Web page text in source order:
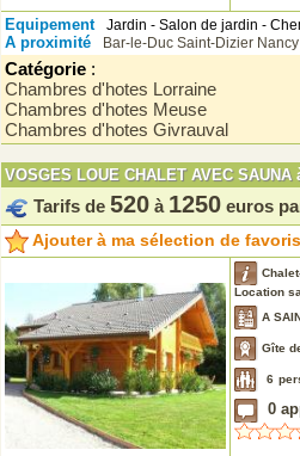
Equipement Jardin - Salon de jardin -
A proximité Bar-le-Duc Saint-Dizier Nancy
Catégorie :
Chambres d'hotes Lorraine
Chambres d'hotes Meuse
Chambres d'hotes Givrauval
VOSGES LOUE CHALET AVEC SAUNA
Tarifs de 520 à 1250 euros
Ajouter à ma sélection de
Location
A
Gîte
6
0